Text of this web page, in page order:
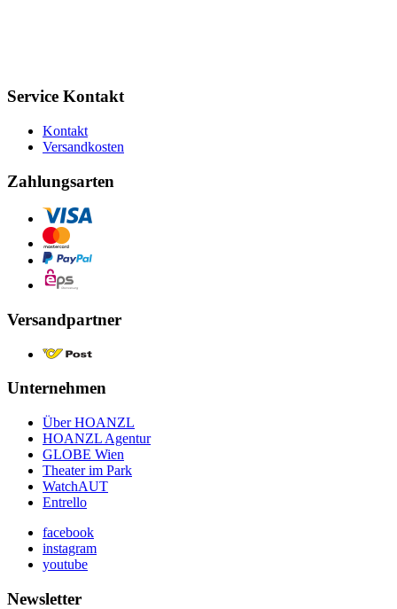
Service Kontakt
Kontakt
Versandkosten
Zahlungsarten
Versandpartner
Unternehmen
Über HOANZL
HOANZL Agentur
GLOBE Wien
Theater im Park
WatchAUT
Entrello
facebook
instagram
youtube
Newsletter